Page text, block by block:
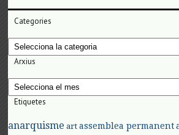
Categories
Categories
Arxius
Arxius
Etiquetes
anarquisme art assemblea permanent